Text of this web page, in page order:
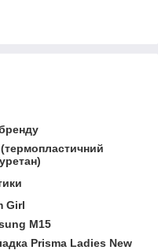
Girl
M15
Prisma Ladies New